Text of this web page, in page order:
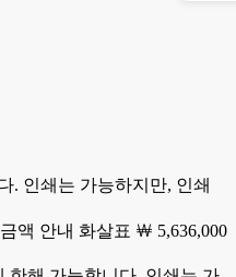
. 인쇄는 가능하지만, 인쇄
￦ 5,636,000